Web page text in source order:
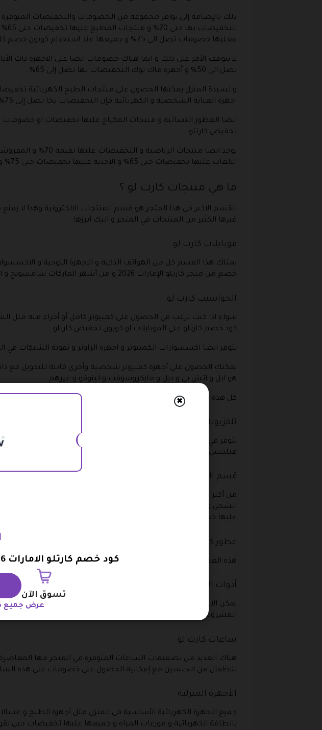
فعليها خصومات تصل الى 75% و جميعها عند استخدام كوبون خصم كارتلو Cartlow Coupon Code .
تصل الى 50% و أجهزة ماك بوك التخفيضات بها تصل إلى 65% .
اجهزة العناية الشخصية و الكهربائية فإن التخفيضات بخا تصل إلى 75% وذلك عند استخدام كود خصم من كارتلو 2026 للأجهزة الإلكترونية .
تخفيض كارتلو .
الالعاب عليها تخفيضات حتى 65% و الاحذية عليها تخفيضات حتى 75% وذلك عند القيام باستخدام كوبون خصم كارتلو Cartlow Coupon Code .
ما هي منتجات كارت لو ؟
القسم الاكبر في هذا المتجر هو قسم المنتجات الالكترونية وهذا لا
غيرها الكثير من المنتجات في المتجر و اليك أبرزها .
موبايلات كارت لو
يمتلك هذا القسم كل من الهواتف الذكية و الاجهزة اللوحية و
خصم من متجر كارتلو الإمارات 2026 و من أشهر الماركات سامسونج و ابل في هذا القسم .
الحواسيب كارت لو
سواء اذا كنت ترغب في الحصول على كمبيوتر كامل أو أجزاء منه مثل
كود خصم كارتلو علي الموبايلات او كوبون تخفيض كارتلو .
يتوفر ايضا اكسسوارات الكمبيوتر و اجهزة الراوتر و تقوية الشبكات في
يمكنك الحصول على أجهزة كمبيوتر شخصية وأخرى قابلة للتحويل مع
هو ابل و اتش بي و ديل و مايكروسوفت و لينوفو و غيرهم .
كل هذه المنتجات عليها تخفيضات باستخدام كود خصم كارتلو الإمارات 2026 او قسيمة خصم كارتلو .
تلفزيونات كارت لو
يتوفر في المتجر انواع كثيرة و مقاسات مختلفة و تقنيات متطورة
فيليبس و تي سي ال و جميعهم عليهم تخفيضات باستخدام كود خصم
قسم الالكترونيات
من أكبر الأقسام في المتجر وجميع المنتجات عليها تخفيضات
الشحن و اجهزة الترفيه المنزلية و ذلك الدم و الشبكات و الساعات
عليها خصومات حين تقوم باستخدام كود خصم كارتلو او قسيمة خصم
عطور كارت لو
هذه العطور المتوفرة منها ما هو للرجال وآخر للنساء و للجنسين و
أدوات المطبخ من كارت لو
يمكن الان للسيدات الحصول على أواني الخبز والطبخ و الطعام
المشروبات و الاجهزة الالكترونية الصغيرة و يمكنك الحصول على
ساعات كارت لو
هناك العديد من تصميمات الساعات المتوفرة في المتجر مها
للاطفال من الجنسين مع إمكانية الحصول على خصومات على هذه
الأجهزة المنزلية
جميع الاجهزة الكهربائية الأساسية في المنزل مثل أجهزة الطبخ و
بالطاقة الكهربائية و موزعات المياه و جميعها عليها تخفيضات حين
✖
كود خصم كارتلو الامارات 2026 تخفيضات على اجهزة اللاب توب
تسوق الآن
عرض جميع